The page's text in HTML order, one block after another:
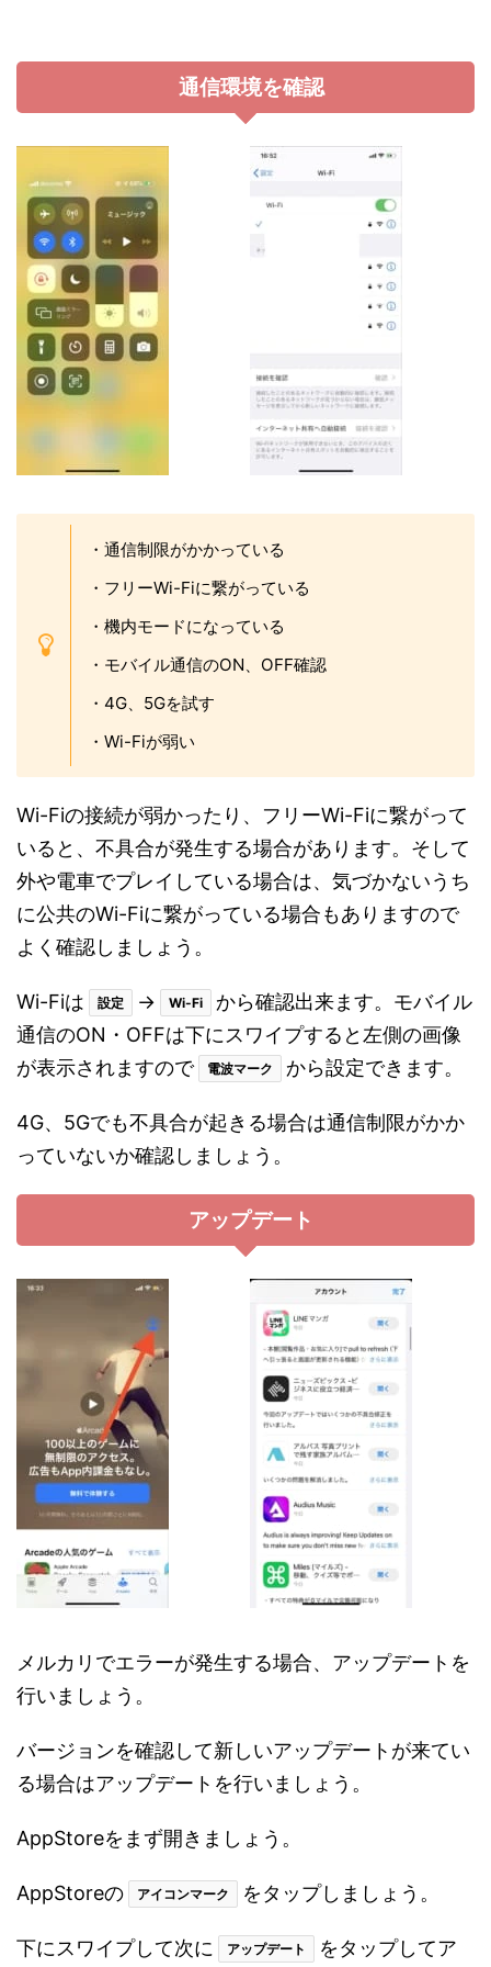
通信環境を確認
・通信制限がかかっている
・フリーWi-Fiに繋がっている
・機内モードになっている
・モバイル通信のON、OFF確認
・4G、5Gを試す
・Wi-Fiが弱い
Wi-Fiの接続が弱かったり、フリーWi-Fiに繋がって
いると、不具合が発生する場合があります。そして
外や電車でプレイしている場合は、気づかないうち
に公共のWi-Fiに繋がっている場合もありますので
よく確認しましょう。
Wi-Fiは 設定 → Wi-Fi
から確認出来ます。モバイル
通信のON・OFFは下にスワイプすると左側の画像
が表示されますので
電波マーク から設定できます。
4G、5Gでも不具合が起きる場合は通信制限がかか
っていないか確認しましょう。
アップデート
メルカリでエラーが発生する場合、アップデートを
行いましょう。
バージョンを確認して新しいアップデートが来てい
る場合はアップデートを行いましょう。
AppStoreをまず開きましょう。
AppStoreの アイコンマーク をタップしましょう。
下にスワイプして次に アップデート をタップしてア